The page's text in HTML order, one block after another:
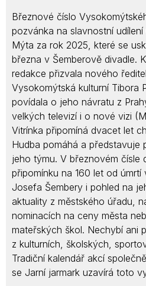
Březnové číslo
pozvánka na slavnostní
Mýta za rok 2025, které se
března v Šemberově divadle.
redakce přizvala nového
Vysokomýtská kulturní Tibora
povídala o jeho návratu z
velkých televizí i o nové vizi
Vitrínka připomíná dvacet let
Hudba pomáhá a představuje
jeho týmu. V březnovém čísle
připomínku na 160 let od úmrtí
Josefa Šembery i pohled na
aktuality z městského úřadu,
nominacích na ceny města
mateřských škol. Nechybí ani
z kulturních, školských,
Tradiční kalendář akcí
se Jarní jarmark uzavírá toto